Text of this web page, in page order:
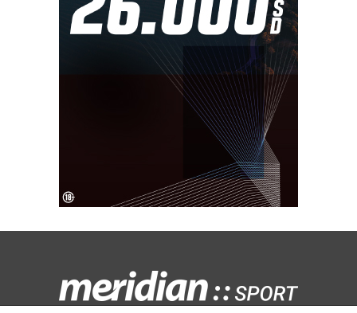
Kontaktirajte nas:redakcija@meridiansport.rs